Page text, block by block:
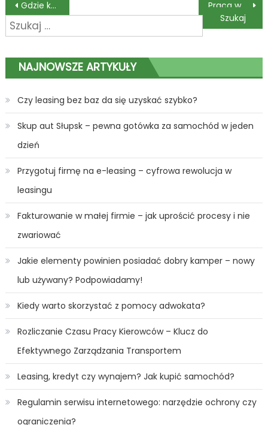
Nawigacja
wpisu
Gdzie kupić używane auto – w salonie czy od osoby prywatnej?
Szukaj:
NAJNOWSZE ARTYKUŁY
Czy leasing bez baz da się uzyskać szybko?
Skup aut Słupsk – pewna gotówka za samochód w jeden
dzień
Przygotuj firmę na e-leasing – cyfrowa rewolucja w
leasingu
Fakturowanie w małej firmie – jak uprościć procesy i nie
zwariować
Jakie elementy powinien posiadać dobry kamper – nowy
lub używany? Podpowiadamy!
Kiedy warto skorzystać z pomocy adwokata?
Rozliczanie Czasu Pracy Kierowców – Klucz do
Efektywnego Zarządzania Transportem
Leasing, kredyt czy wynajem? Jak kupić samochód?
Regulamin serwisu internetowego: narzędzie ochrony czy
ograniczenia?